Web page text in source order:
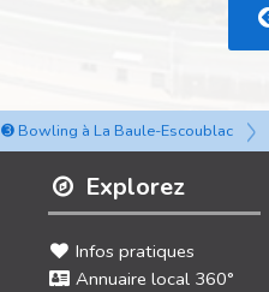
➌ Bowling à La Baule-Escoublac
Explorez
Infos pratiques
Annuaire local 360°